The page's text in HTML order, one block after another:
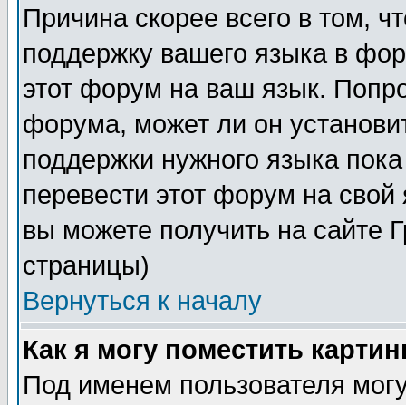
Причина скорее всего в том,
поддержку вашего языка в
этот форум на ваш язык.
форума, может ли он
поддержки нужного языка
перевести этот форум на
вы можете получить на сайте
страницы)
Вернуться к началу
Как я могу поместить
Под именем пользователя